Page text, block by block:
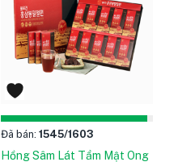
Đã bán: 1545/1603
Hồng Sâm Lát Tẩm Mật Ong